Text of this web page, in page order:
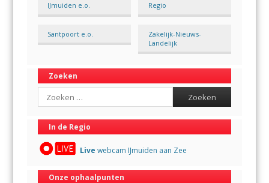
IJmuiden e.o. Regio
Santpoort e.o.
Zakelijk-Nieuws-
Landelijk
Zoeken
Search
In de Regio
Live webcam IJmuiden aan Zee
Onze ophaalpunten